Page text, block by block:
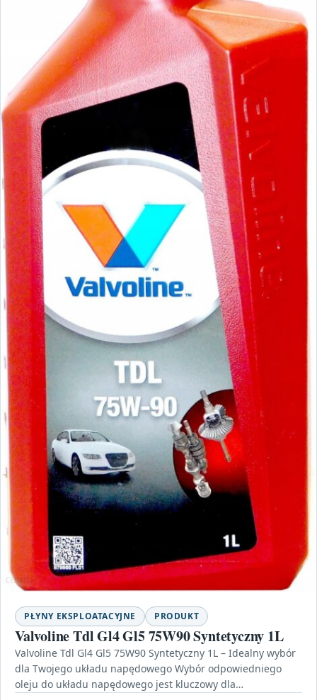
PŁYNY EKSPLOATACYJNE PRODUKT
Valvoline Tdl Gl4 Gl5 75W90 Syntetyczny 1L
Valvoline Tdl Gl4 Gl5 75W90 Syntetyczny 1L – Idealny wybór
dla Twojego układu napędowego Wybór odpowiedniego
oleju do układu napędowego jest kluczowy dla